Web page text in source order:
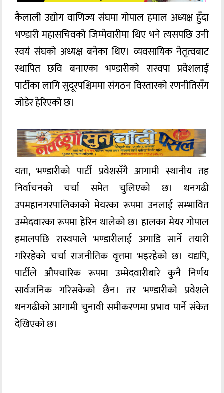
कैलाली उद्योग वाणिज्य संघमा गोपाल हमाल अध्यक्ष हुँदा
भण्डारी महासचिवको जिम्मेवारीमा थिए भने त्यसपछि उनी
स्वयं संघको अध्यक्ष बनेका थिए। व्यवसायिक नेतृत्वबाट
स्थापित छवि बनाएका भण्डारीको रास्वपा प्रवेशलाई
पार्टीका लागि सुदूरपश्चिममा संगठन विस्तारको रणनीतिसँग
जोडेर हेरिएको छ।
यता, भण्डारीको पार्टी प्रवेशसँगै आगामी स्थानीय तह
निर्वाचनको चर्चा समेत चुलिएको छ। धनगढी
उपमहानगरपालिकाको मेयरका रूपमा उनलाई सम्भावित
उम्मेदवारका रूपमा हेरिन थालेको छ। हालका मेयर गोपाल
हमालपछि रास्वपाले भण्डारीलाई अगाडि सार्ने तयारी
गरिरहेको चर्चा राजनीतिक वृत्तमा भइरहेको छ। यद्यपि,
पार्टीले औपचारिक रूपमा उम्मेदवारीबारे कुनै निर्णय
सार्वजनिक गरिसकेको छैन। तर भण्डारीको प्रवेशले
धनगढीको आगामी चुनावी समीकरणमा प्रभाव पार्ने संकेत
देखिएको छ।